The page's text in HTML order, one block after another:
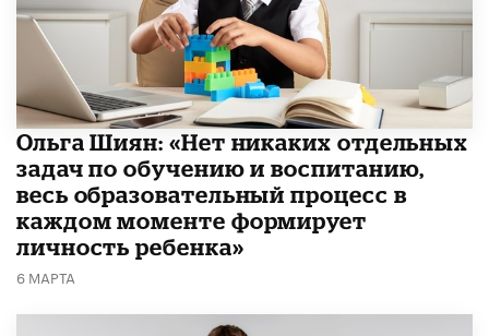
Ольга Шиян: «Нет никаких отдельных
задач по обучению и воспитанию,
весь образовательный процесс в
каждом моменте формирует
личность ребенка»
6 МАРТА